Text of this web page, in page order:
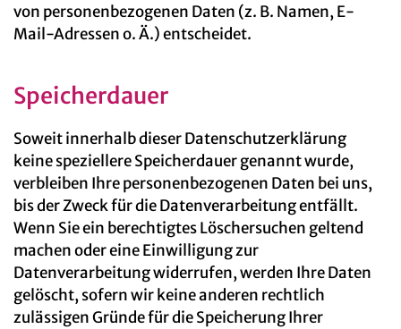
von personenbezogenen Daten (z. B. Namen, E-
Mail-Adressen o. Ä.) entscheidet.
Speicherdauer
Soweit innerhalb dieser Datenschutzerklärung
keine speziellere Speicherdauer genannt wurde,
verbleiben Ihre personenbezogenen Daten bei uns,
bis der Zweck für die Datenverarbeitung entfällt.
Wenn Sie ein berechtigtes Löschersuchen geltend
machen oder eine Einwilligung zur
Datenverarbeitung widerrufen, werden Ihre Daten
gelöscht, sofern wir keine anderen rechtlich
zulässigen Gründe für die Speicherung Ihrer